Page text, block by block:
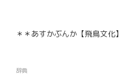
＊＊あすかぶんか【飛鳥文化】
辞典